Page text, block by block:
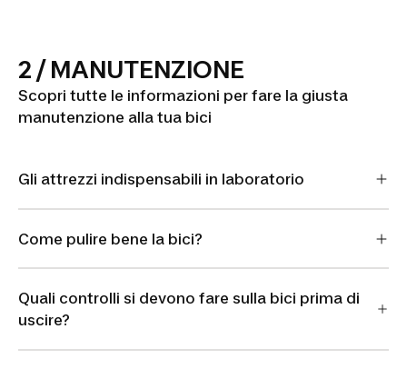
2 / MANUTENZIONE
Scopri tutte le informazioni per fare la giusta
manutenzione alla tua bici
Gli attrezzi indispensabili in laboratorio
Come pulire bene la bici?
Quali controlli si devono fare sulla bici prima di
uscire?